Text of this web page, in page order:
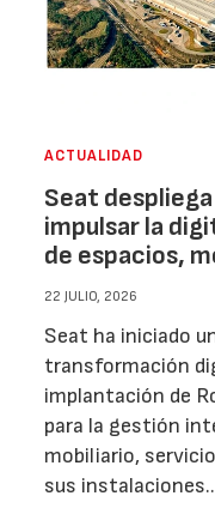
ACTUALIDAD
Seat
impulsar la
de espacios,
22 JULIO, 2026
Seat ha iniciado
transformación
implantación de
para la gestión
mobiliario,
sus